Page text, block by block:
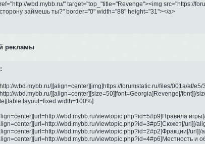
wbd.mybb.ru/" target="top_"title="Revenge"><img src="https://
займешь ты?" border="0" width="88" height="31"></a>
рекламы
wbd.mybb.ru/][align=center][img]https://forumstatic.ru/files/001a/af/
wbd.mybb.ru/][align=center][size=50][font=Georgia]Revenge[/font][/
layout=fixed width=100%]
wbd.mybb.ru/viewtopic.php?id=5#p9]Правила
wbd.mybb.ru/viewtopic.php?id=3#p5]Сюжет[/url][/
wbd.mybb.ru/viewtopic.php?id=2#p2]Фракции[/url][/
wbd.mybb.ru/viewtopic.php?id=4#p6]Местность и